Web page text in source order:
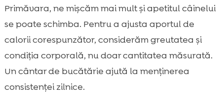
Primăvara, ne mișcăm mai mult și apetitul câinelui
se poate schimba. Pentru a ajusta aportul de
calorii corespunzător, considerăm greutatea și
condiția corporală, nu doar cantitatea măsurată.
Un cântar de bucătărie ajută la menținerea
consistenței zilnice.